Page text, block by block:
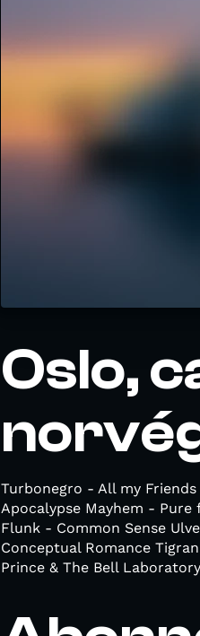
Oslo,
Turbonegro - All my
Apocalypse Mayhem - Pure
Flunk - Common Sense
Conceptual Romance
Prince & The Bell